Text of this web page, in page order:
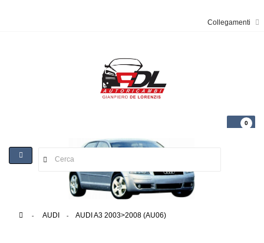
Collegamenti
0
Toggle
> AUDI > AUDI A3 2003>2008 (AU06)